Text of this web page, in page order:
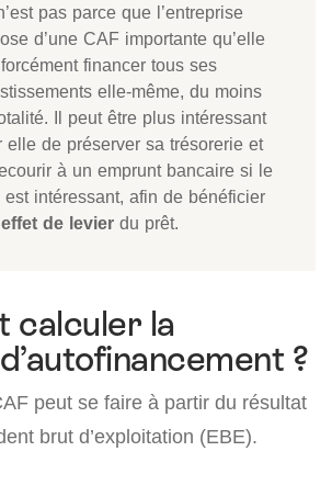
pas parce que l’entreprise
d’une CAF importante qu’elle
financer tous ses
elle-même, du moins
Il peut être plus intéressant
elle de préserver sa trésorerie et
à un emprunt bancaire si le
est intéressant, afin de bénéficier
effet de levier du prêt.
calculer la
?
peut se faire à partir du résultat
brut d’exploitation (EBE).